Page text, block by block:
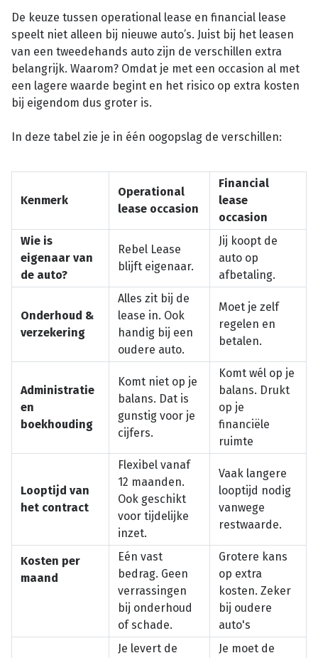
De keuze tussen operational lease en financial lease
speelt niet alleen bij nieuwe auto’s. Juist bij het leasen
van een tweedehands auto zijn de verschillen extra
belangrijk. Waarom? Omdat je met een occasion al met
een lagere waarde begint en het risico op extra kosten
bij eigendom dus groter is.
In deze tabel zie je in één oogopslag de verschillen:
Kenmerk
Operational
lease occasion
Financial
lease
occasion
Wie is
eigenaar van
de auto?
Rebel Lease
blijft eigenaar.
Jij koopt de
auto op
afbetaling.
Onderhoud &
verzekering
Alles zit bij de
lease in. Ook
handig bij een
oudere auto.
Moet je zelf
regelen en
betalen.
Administratie
en
boekhouding
Komt niet op je
balans. Dat is
gunstig voor je
cijfers.
Komt wél op je
balans. Drukt
op je
financiële
ruimte
Looptijd van
het contract
Flexibel vanaf
12 maanden.
Ook geschikt
voor tijdelijke
inzet.
Vaak langere
looptijd nodig
vanwege
restwaarde.
Kosten per
maand
Eén vast
bedrag. Geen
verrassingen
bij onderhoud
of schade.
Grotere kans
op extra
kosten. Zeker
bij oudere
auto's
Je levert de
Je moet de